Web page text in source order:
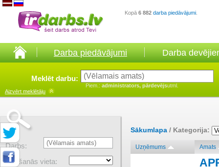
Kopā 6 882 darba piedāvājumi
Darba piedāvājumi Darba
Meklēt darbu:
Piem.: administrators, pārdevējsutml.
Aizvērt meklētāju
Darbs:
Atrašanās vieta:
Sākumlapa / Kategorija:
Uzņēmums Amats